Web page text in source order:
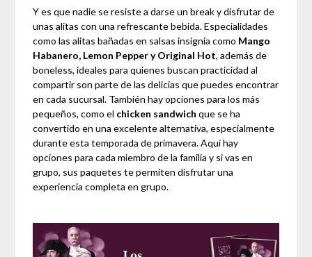
Y es que nadie se resiste a darse un break y disfrutar de
unas alitas con una refrescante bebida. Especialidades
como las alitas bañadas en salsas insignia como Mango
Habanero, Lemon Pepper y Original Hot, además de
boneless, ideales para quienes buscan practicidad al
compartir son parte de las delicias que puedes encontrar
en cada sucursal. También hay opciones para los más
pequeños, como el chicken sandwich que se ha
convertido en una excelente alternativa, especialmente
durante esta temporada de primavera. Aquí hay
opciones para cada miembro de la familia y si vas en
grupo, sus paquetes te permiten disfrutar una
experiencia completa en grupo.